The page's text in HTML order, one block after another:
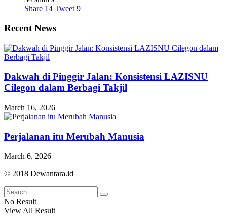
Share 14 Tweet 9
Recent News
Dakwah di Pinggir Jalan: Konsistensi LAZISNU
Cilegon dalam Berbagi Takjil
March 16, 2026
Perjalanan itu Merubah Manusia
March 6, 2026
© 2018 Dewantara.id
No Result
View All Result